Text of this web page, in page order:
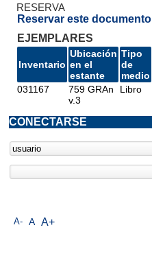
RESERVA
Reservar este documento
EJEMPLARES
Inventario
Ubicación
en el
estante
Tipo
de
medio
031167
759 GRAn
v.3
Libro
A- A A+
CONECTARSE